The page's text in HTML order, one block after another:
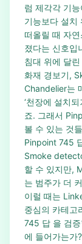
럼 제각각 기
기능보다 설치
떠올릴 때 자
졌다는 신호입
침대 위에 달
화재 경보기,
Chandelier는
‘천장에 설치
죠. 그래서
볼 수 있는 것
Pinpoint 745
Smoke
할 수 있지만,
는 범주가 더
이럴 때는
중심의 카테고
745 답 을 검
에 들어가는가